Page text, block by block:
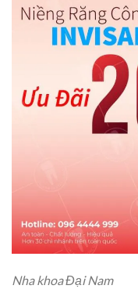
Nha khoa Đại Nam